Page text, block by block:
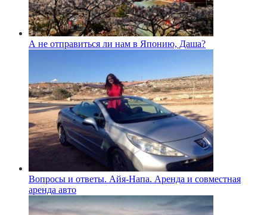
А не отправиться ли нам в Японию, Даша?
Вопросы и ответы. Айя-Напа. Аренда и совместная
аренда авто